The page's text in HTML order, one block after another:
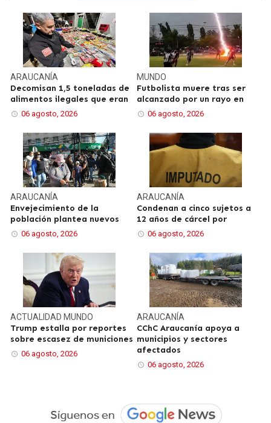
ARAUCANÍA
Decomisan 1,5 toneladas de
alimentos ilegales que eran
06 agosto, 2026
MUNDO
Futbolista muere tras ser
alcanzado por un rayo en
06 agosto, 2026
ARAUCANÍA
Envejecimiento de la
población plantea nuevos
06 agosto, 2026
ARAUCANÍA
Condenan a cinco sujetos a
12 años de cárcel por
06 agosto, 2026
ACTUALIDAD MUNDO
Trump estalla por reportes
sobre escasez de municiones
06 agosto, 2026
ARAUCANÍA
CChC Araucanía apoya a
municipios y sectores
afectados
06 agosto, 2026